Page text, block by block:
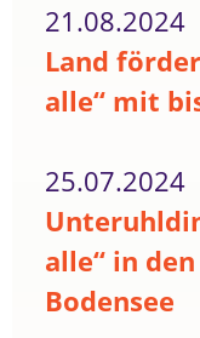
21.08.2024
Land
alle“ mit
25.07.2024
alle“ in
Bodensee